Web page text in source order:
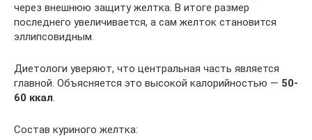
через внешнюю защиту желтка. В итоге размер
последнего увеличивается, а сам желток становится
эллипсовидным.
Диетологи уверяют, что центральная часть является
главной. Объясняется это высокой калорийностью — 50-
60 ккал.
Состав куриного желтка: